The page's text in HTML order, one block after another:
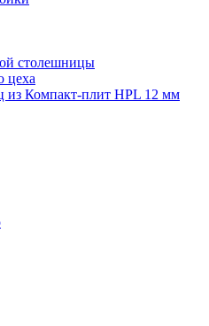
столешницы
цеха
из Компакт-плит HPL 12 мм